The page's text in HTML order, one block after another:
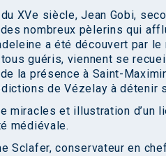
XVe siècle, Jean Gobi,
nombreux pèlerins qui
a été découvert par
tous guéris, viennent se
la présence à Saint-
de Vézelay à détenir
miracles et illustration d’un
médiévale.
Sclafer, conservateur en